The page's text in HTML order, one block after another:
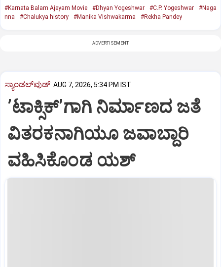
#Karnata Balam Ajeyam Movie #Dhyan Yogeshwar #C.P. Yogeshwar
#Naga
nna
#Chalukya history #Manika Vishwakarma #Rekha Pandey
ADVERTISEMENT
ಸ್ಯಾಂಡಲ್‌ವುಡ್‌ AUG 7, 2026, 5:34 PM IST
ʼಟಾಕ್ಸಿಕ್‌ʼಗಾಗಿ ನಿರ್ಮಾಣದ ಜತೆ
ವಿತರಕನಾಗಿಯೂ ಜವಾಬ್ದಾರಿ
ವಹಿಸಿಕೊಂಡ ಯಶ್